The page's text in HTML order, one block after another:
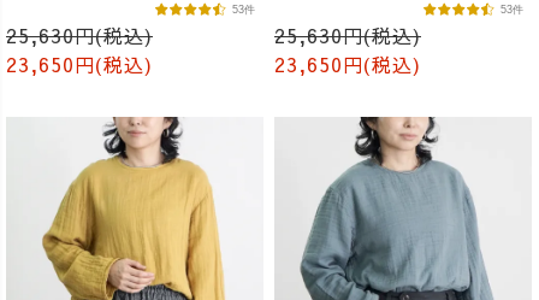
ブラック
25,630円(税込)
23,650円(税込)
53件
25,630円(税込)
23,650円(税込)
53件